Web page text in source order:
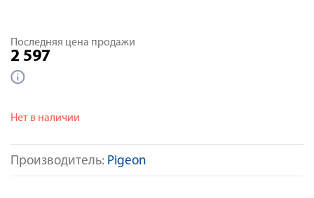
Производитель: Pigeon
Последняя цена продажи
2 597
Нет в наличии